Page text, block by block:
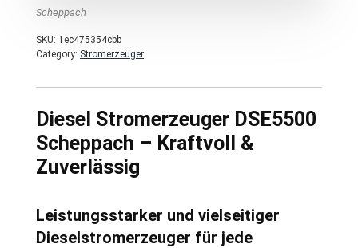
Scheppach
SKU: 1ec475354cbb
Category: Stromerzeuger
Diesel Stromerzeuger DSE5500
Scheppach – Kraftvoll &
Zuverlässig
Leistungsstarker und vielseitiger
Dieselstromerzeuger für jede